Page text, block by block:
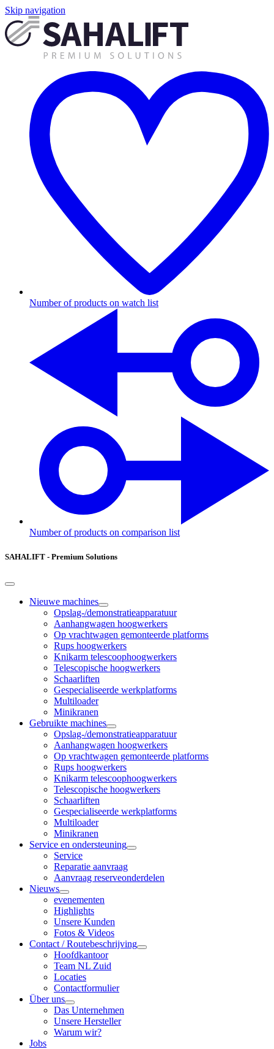
Skip navigation
Number of products on watch list
Number of products on comparison list
SAHALIFT - Premium Solutions
Nieuwe machines
Opslag-/demonstratieapparatuur
Aanhangwagen hoogwerkers
Op vrachtwagen gemonteerde platforms
Rups hoogwerkers
Knikarm telescoophoogwerkers
Telescopische hoogwerkers
Schaarliften
Gespecialiseerde werkplatforms
Multiloader
Minikranen
Gebruikte machines
Opslag-/demonstratieapparatuur
Aanhangwagen hoogwerkers
Op vrachtwagen gemonteerde platforms
Rups hoogwerkers
Knikarm telescoophoogwerkers
Telescopische hoogwerkers
Schaarliften
Gespecialiseerde werkplatforms
Multiloader
Minikranen
Service en ondersteuning
Service
Reparatie aanvraag
Aanvraag reserveonderdelen
Nieuws
evenementen
Highlights
Unsere Kunden
Fotos & Videos
Contact / Routebeschrijving
Hoofdkantoor
Team NL Zuid
Locaties
Contactformulier
Über uns
Das Unternehmen
Unsere Hersteller
Warum wir?
Jobs